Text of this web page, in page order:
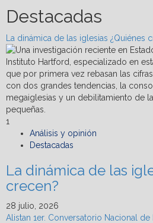
about
Vivienda
vertical
y
nearshoring
mostrarán
resiliencia
en
Real
Estate
Destacadas
La dinámica de las iglesias ¿Quiénes
1
Análisis y opinión
Destacadas
La dinámica de las
crecen?
28 julio, 2026
Alistan 1er. Conversatorio Nacional